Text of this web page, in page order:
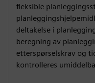
fleksible
deltakelse i
beregning av
etterspørselskrav og
kontrolleres